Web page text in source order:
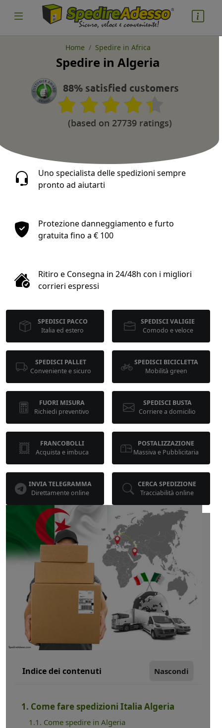
cosa spedire
Pacco
Nazione partenza
Nazione arrivo
quantità
1
kg
cm
calcola
Home Spedire in Africa
Spedire in Algeria
88% satisfied customers
(based on 27739 ratings)
Uno specialista delle spedizioni sempre
pronto ad aiutarti
Protezione danneggiamento e furto
gratuita fino a € 100
Ritiro e Consegna in 24/48h con i migliori
corrieri espressi
SPEDISCI PACCO
Italia ed estero
SPEDISCI VALIGIE
Comodo e veloce
SPEDISCI PALLET
Conveniente e sicuro
SPEDISCI BICICLETTA
Mobilità green
FUORI MISURA
Richiedi preventivo
SPEDISCI BUSTA
Corriere a domicilio
FRANCOBOLLI
Acquista e imbuca
POSTALIZZAZIONE
Massiva e Pubblicitaria
INVIA TELEGRAMMA
Direttamente online
CERCA SPEDIZIONE
Tracciabilità online
Indice dei contenuti Nascondi
1. Come fare spedizioni Italia Algeria
1.1. Come spedire in Algeria